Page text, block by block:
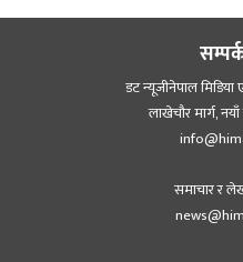
डट न्यूजीनेपाल मिडिया
लाखेचौर मार्ग,
समाचार र